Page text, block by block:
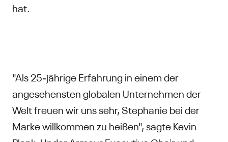
hat.
"Als 25-jährige Erfahrung in einem der
angesehensten globalen Unternehmen der
Welt freuen wir uns sehr, Stephanie bei der
Marke willkommen zu heißen", sagte Kevin